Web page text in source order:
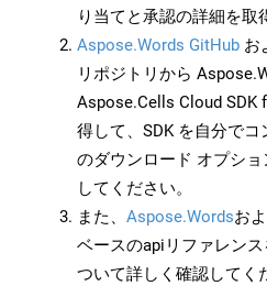
り当てと承認の詳細を取
Aspose.Words GitHub お
リポジトリから
Aspose.Cells Cloud SDK
得して、SDK を自分で
のダウンロード オプシ
してください。
また、 Aspose.Wordsお
ベースのapiリファレン
ついて詳しく確認してく